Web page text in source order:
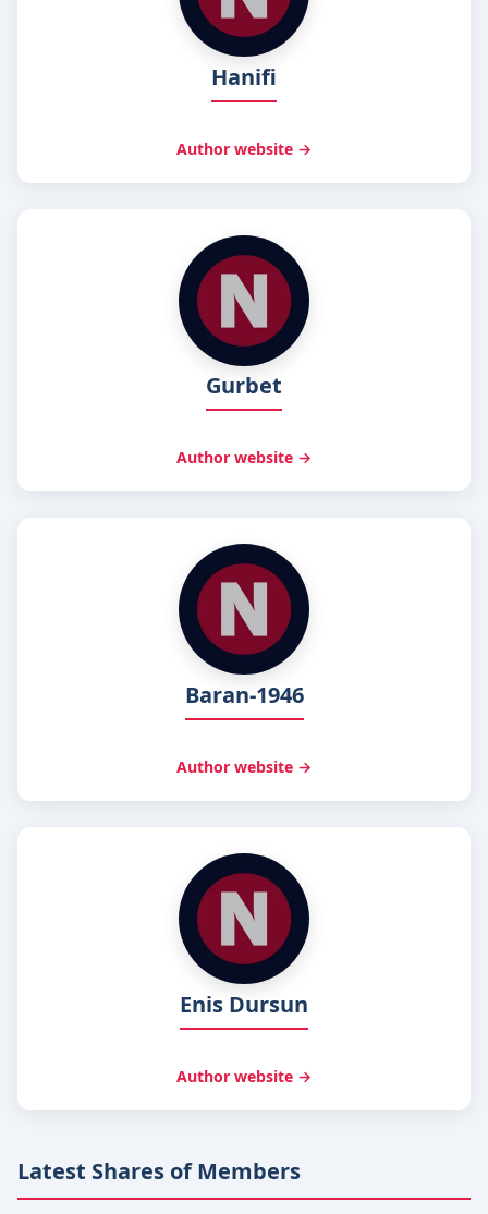
Hanifi
Author website →
Gurbet
Author website →
Baran-1946
Author website →
Enis Dursun
Author website →
Latest Shares of Members